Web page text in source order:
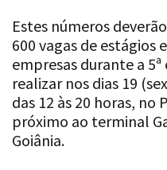
Estes números
600 vagas de estágios
empresas durante a 5ª
realizar nos dias 19
das 12 às 20 horas,
próximo ao terminal
Goiânia.